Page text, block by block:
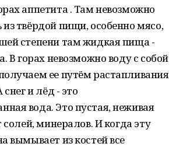
аппетита . Там невозможно
твёрдой пищи, особенно мясо,
степени там жидкая пища -
В горах невозможно воду с собой
ее путём растапливания
снег и лёд - это
вода. Это пустая, неживая
солей, минералов. И когда эту
вымывает из костей все